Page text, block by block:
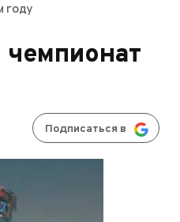
году
чемпионат
Подписаться в